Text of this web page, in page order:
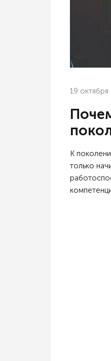
19 октября
К
только